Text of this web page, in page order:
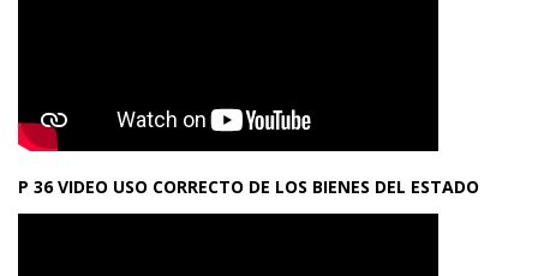
P 36 VIDEO USO CORRECTO DE LOS BIENES DEL ESTADO